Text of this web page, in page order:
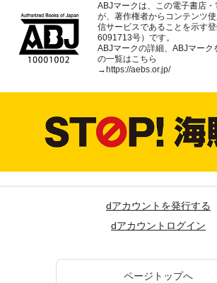
ABJマークは、この電子書店
が、著作権者からコンテンツ
信サービスであることを示す
6091713号）です。
ABJマークの詳細、ABJマーク
の一覧はこちら
→ https://aebs.or.jp/
dアカウントを発行する
dアカウントログイン
ページトップへ